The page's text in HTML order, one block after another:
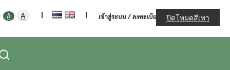
รวงเกษตรและสหกรณ์
Decrease
AReset
font
A Increase
font
| | เข้าสู่ระบบ / ลงทะเบียน ปิดโหมดสีเทา